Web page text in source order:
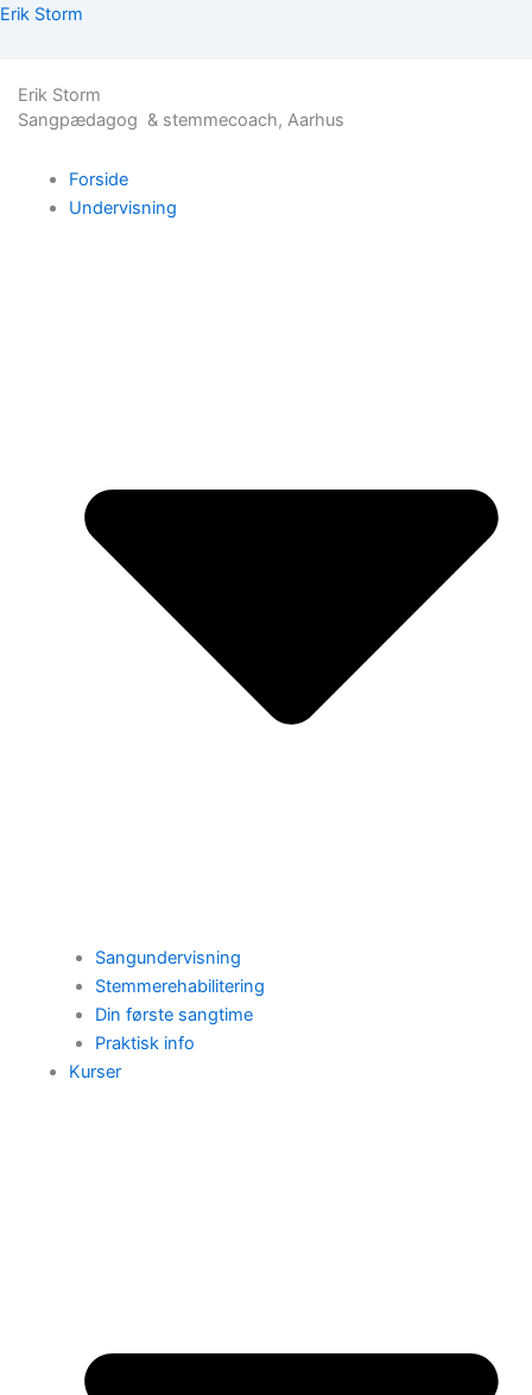
Skip
Erik Storm
Erik Storm
Sangpædagog & stemmecoach, Aarhus
Forside
Undervisning
Sangundervisning
Stemmerehabilitering
Din første sangtime
Praktisk info
Kurser